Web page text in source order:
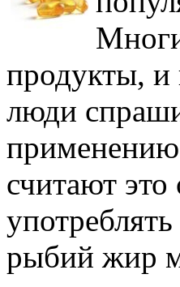
продукты, и
люди
применению
считают
рыбий жир